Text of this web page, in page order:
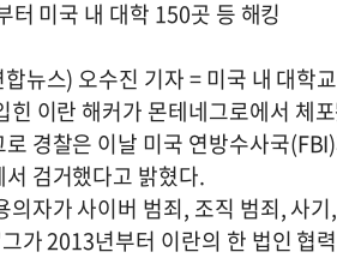
터 미국 내 대학 150곳 등 해킹
뉴스) 오수진 기자 = 미국 내 대학
힌 이란 해커가 몬테네그로에서 체
경찰은 이날 미국 연방수사국
검거했다고 밝혔다.
의자가 사이버 범죄, 조직 범죄, 사
가 2013년부터 이란의 한 법인 협